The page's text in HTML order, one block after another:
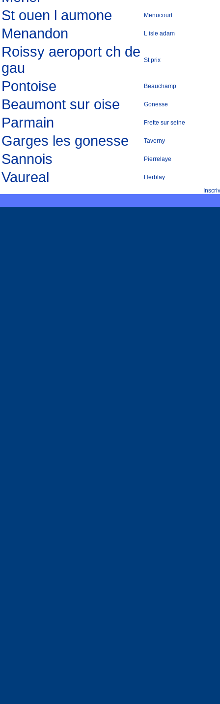
St ouen l aumone Menucourt
Menandon L isle adam
Roissy aeroport ch de
gau
St prix
Pontoise Beauchamp
Beaumont sur oise Gonesse
Parmain Frette sur seine
Garges les gonesse Taverny
Sannois Pierrelaye
Vaureal
Herblay